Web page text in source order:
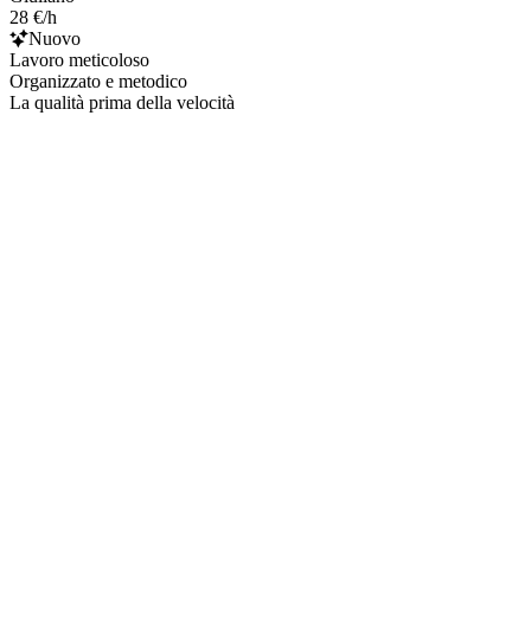
28 €/h
Nuovo
Lavoro meticoloso
Organizzato e metodico
La qualità prima della velocità